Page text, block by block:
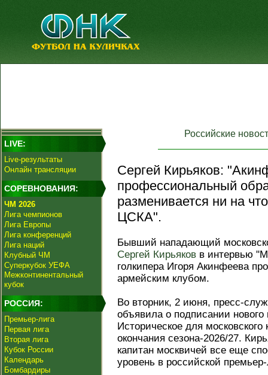
LIVE:
Live-результаты
Онлайн трансляции
СОРЕВНОВАНИЯ:
ЧМ 2026
Лига чемпионов
Лига Европы
Лига конференций
Лига наций
Клубный ЧМ
Суперкубок УЕФА
Межконтинентальный
кубок
РОССИЯ:
Премьер-лига
Первая лига
Вторая лига
Кубок России
Календарь
Бомбардиры
Российские
Сергей Кирьяков:
профессиональный
разменивается ни на
ЦСКА".
Бывший нападающий
Сергей Кирьяков в интервью
голкипера Игоря Акинфеева
армейским клубом.
Во вторник, 2 июня, пресс-
объявила о подписании нового
Историческое для
окончания сезона-2026/27.
капитан москвичей все еще
уровень в российской